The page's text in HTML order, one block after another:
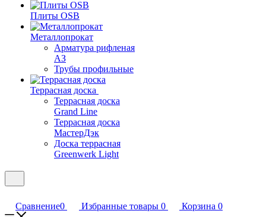
Плиты OSB
Металлопрокат
Арматура рифленая
АЗ
Трубы профильные
Террасная доска
Террасная доска
Grand Line
Террасная доска
МастерДэк
Доска террасная
Greenwerk Light
Сравнение0 Избранные товары 0 Корзина 0